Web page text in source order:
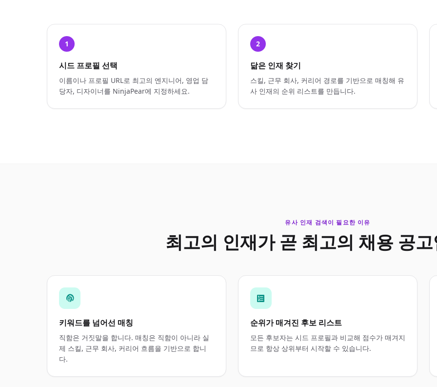
1
시드 프로필 선택
이름이나 프로필 URL로 최고의 엔지니어, 영업 담
당자, 디자이너를 NinjaPear에 지정하세요.
2
닮은 인재 찾기
스킬, 근무 회사, 커리어 경로를 기반으로 매칭해 유
사 인재의 순위 리스트를 만듭니다.
유사 인재 검색이 필요한 이유
최고의 인재가 곧 최고의 채용 공
키워드를 넘어선 매칭
직함은 거짓말을 합니다. 매칭은 직함이 아니라 실
제 스킬, 근무 회사, 커리어 흐름을 기반으로 합니
다.
순위가 매겨진 후보 리스트
모든 후보자는 시드 프로필과 비교해 점수가 매겨지
므로 항상 상위부터 시작할 수 있습니다.